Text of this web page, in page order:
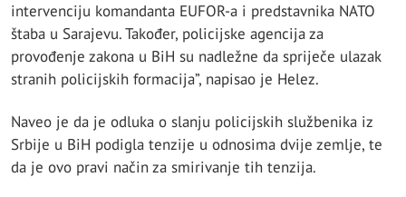
intervenciju komandanta EUFOR-a i predstavnika NATO
štaba u Sarajevu. Također, policijske agencija za
provođenje zakona u BiH su nadležne da spriječe ulazak
stranih policijskih formacija”, napisao je Helez.
Naveo je da je odluka o slanju policijskih službenika iz
Srbije u BiH podigla tenzije u odnosima dvije zemlje, te
da je ovo pravi način za smirivanje tih tenzija.